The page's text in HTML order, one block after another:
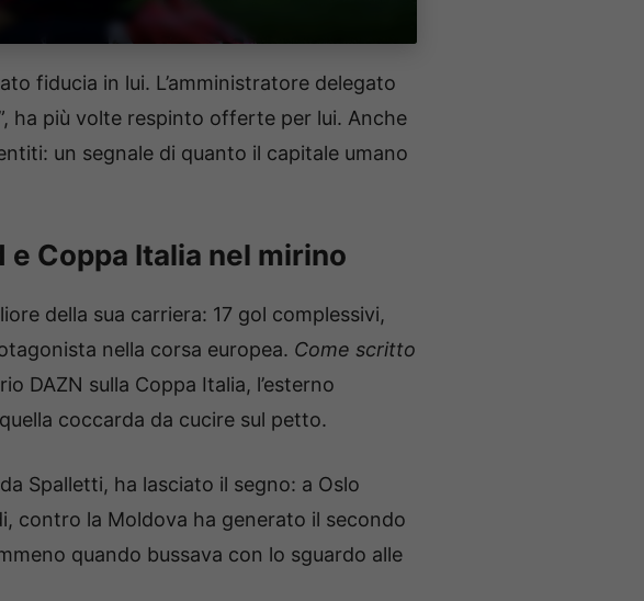
fiducia in lui. L’amministratore delegato
ha più volte respinto offerte per lui. Anche
un segnale di quanto il capitale umano
Coppa Italia nel mirino
della sua carriera: 17 gol complessivi,
nella corsa europea. Come scritto
DAZN sulla Coppa Italia, l’esterno
coccarda da cucire sul petto.
Spalletti, ha lasciato il segno: a Oslo
contro la Moldova ha generato il secondo
quando bussava con lo sguardo alle